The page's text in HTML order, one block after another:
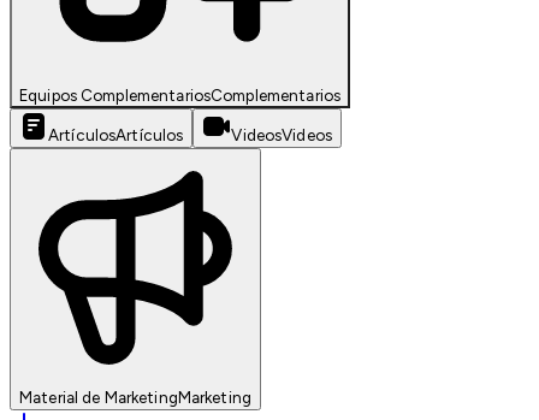
Equipos ComplementariosComplementarios
ArtículosArtículos VideosVideos
Material de MarketingMarketing